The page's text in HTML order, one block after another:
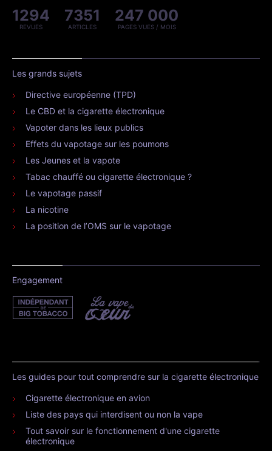
1294
REVUES
7351
ARTICLES
247 000
PAGES VUES / MOIS
Les grands sujets
Directive européenne (TPD)
Le CBD et la cigarette électronique
Vapoter dans les lieux publics
Effets du vapotage sur les poumons
Les Jeunes et la vapote
Tabac chauffé ou cigarette électronique ?
Le vapotage passif
La nicotine
La position de l’OMS sur le vapotage
Engagement
Les guides pour tout comprendre sur la cigarette électronique
Cigarette électronique en avion
Liste des pays qui interdisent ou non la vape
Tout savoir sur le fonctionnement d'une cigarette
électronique